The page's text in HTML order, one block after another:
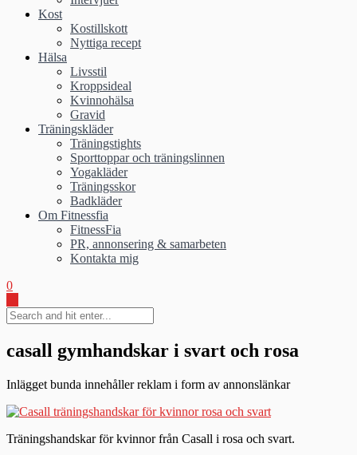
Kost
Kostillskott
Nyttiga recept
Hälsa
Livsstil
Kroppsideal
Kvinnohälsa
Gravid
Träningskläder
Träningstights
Sporttoppar och träningslinnen
Yogakläder
Träningsskor
Badkläder
Om Fitnessfia
FitnessFia
PR, annonsering & samarbeten
Kontakta mig
0
casall gymhandskar i svart och rosa
Inlägget bunda innehåller reklam i form av annonslänkar
Träningshandskar för kvinnor från Casall i rosa och svart.